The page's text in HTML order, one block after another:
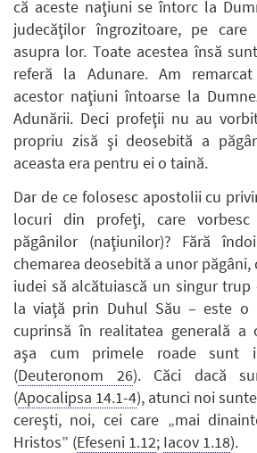
că aceste naţiuni se întorc la
judecăţilor îngrozitoare, pe
asupra lor. Toate acestea însă
referă la Adunare. Am
acestor naţiuni întoarse la
Adunării. Deci profeţii nu au
propriu zisă şi deosebită a
aceasta era pentru ei o taină.
Dar de ce folosesc apostolii cu
locuri din profeţi, care vorbesc
păgânilor (naţiunilor)? Fără
chemarea deosebită a unor
iudei să alcătuiască un singur
la viaţă prin Duhul Său – este o
cuprinsă în realitatea generală a
aşa cum primele roade sunt
(Deuteronom 26). Căci dacă
(Apocalipsa 14.1-4), atunci noi
cereşti, noi, cei care „mai
Hristos” (Efeseni 1.12; Iacov 1.18).